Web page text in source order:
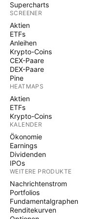
Supercharts
SCREENER
Aktien
ETFs
Anleihen
Krypto-Coins
CEX-Paare
DEX-Paare
Pine
HEATMAPS
Aktien
ETFs
Krypto-Coins
KALENDER
Ökonomie
Earnings
Dividenden
IPOs
WEITERE PRODUKTE
Nachrichtenstrom
Portfolios
Fundamentalgraphen
Renditekurven